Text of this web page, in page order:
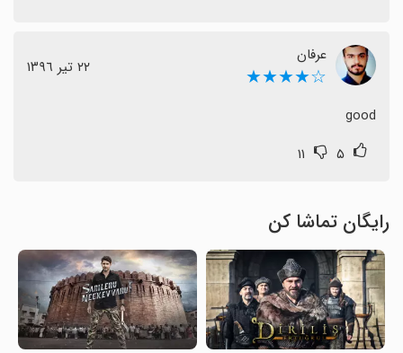
عرفان
☆★★★★ ٢٢ تیر ١٣٩٦
good
۵ ۱۱
رایگان تماشا کن